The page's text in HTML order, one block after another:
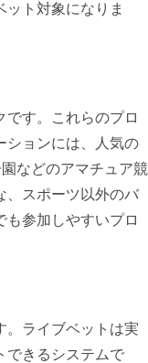
ト対象になりま
です。これらのプロ
ションには、人気の
などのアマチュア競
、スポーツ以外のバ
も参加しやすいプロ
。ライブベットは実
できるシステムで